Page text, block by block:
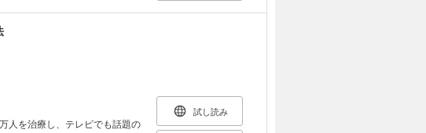
重症になると、最悪の場合、死
。 どうか首をいたわる生活を
者より） 公式サイト
dr-matsui/
を治療し、テレビでも話題の
試し読み